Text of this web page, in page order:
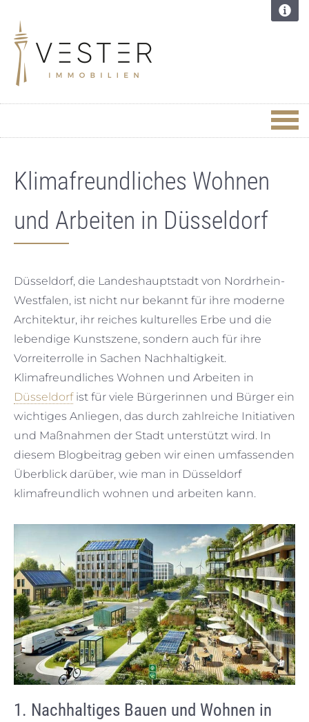
Klimafreundliches Wohnen
und Arbeiten in Düsseldorf
Düsseldorf, die Landeshauptstadt von Nordrhein-
Westfalen, ist nicht nur bekannt für ihre moderne
Architektur, ihr reiches kulturelles Erbe und die
lebendige Kunstszene, sondern auch für ihre
Vorreiterrolle in Sachen Nachhaltigkeit.
Klimafreundliches Wohnen und Arbeiten in
Düsseldorfist für viele Bürgerinnen und Bürger ein
wichtiges Anliegen, das durch zahlreiche Initiativen
und Maßnahmen der Stadt unterstützt wird. In
diesem Blogbeitrag geben wir einen umfassenden
Überblick darüber, wie man in Düsseldorf
klimafreundlich wohnen und arbeiten kann.
1. Nachhaltiges Bauen und Wohnen in